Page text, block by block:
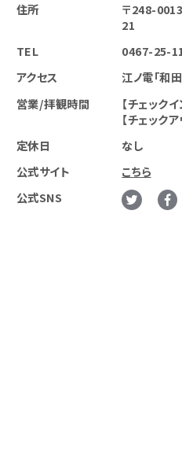
住所
〒248-
21
TEL
0467-25-
アクセス
江ノ電「和
営業/拝観時間
【チェック
【チェック
定休日
なし
公式サイト
こちら
公式SNS